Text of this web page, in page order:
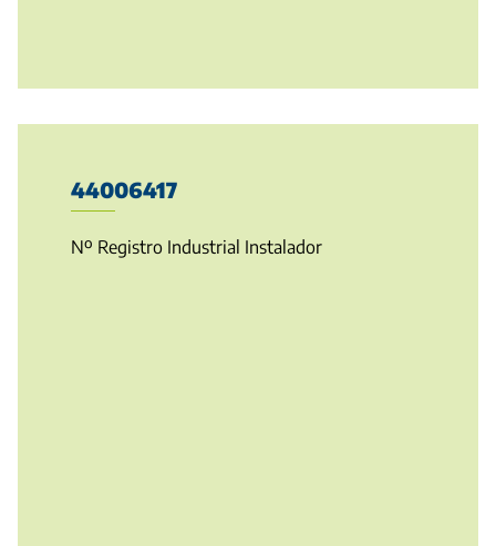
44006417
Nº Registro Industrial Instalador